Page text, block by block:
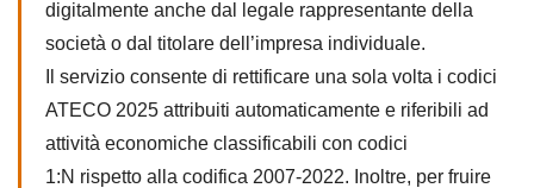
digitalmente anche dal legale rappresentante della
società o dal titolare dell’impresa individuale.
Il servizio consente di rettificare una sola volta i codici
ATECO 2025 attribuiti automaticamente e riferibili ad
attività economiche classificabili con codici
1:N rispetto alla codifica 2007-2022. Inoltre, per fruire